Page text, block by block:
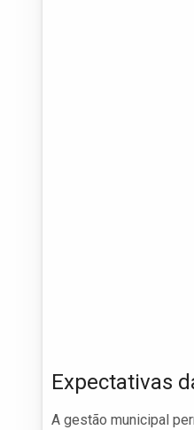
Expectativas
A gestão municipal